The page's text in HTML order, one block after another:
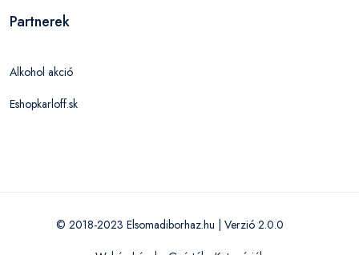
Partnerek
Alkohol akció
Eshopkarloff.sk
© 2018-2023 Elsomadiborhaz.hu | Verzió 2.0.0